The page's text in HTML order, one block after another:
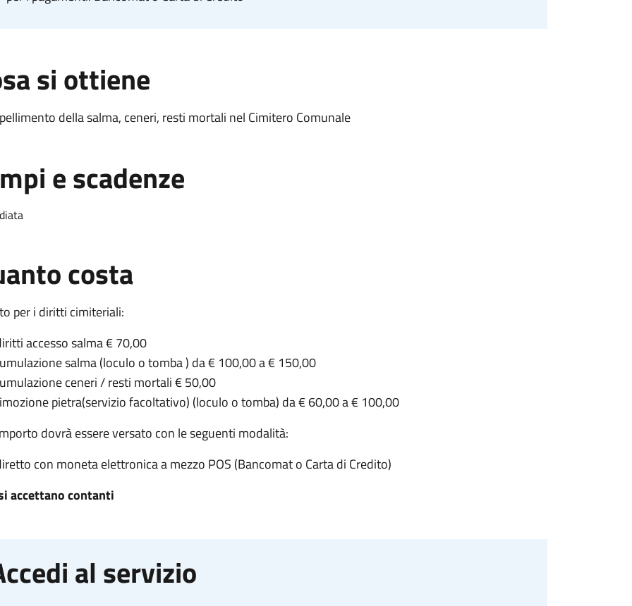
si ottiene
della salma, ceneri, resti mortali nel Cimitero Comunale
e scadenze
costa
per i diritti cimiteriali:
accesso salma € 70,00
salma (loculo o tomba ) da € 100,00 a € 150,00
ceneri / resti mortali € 50,00
pietra(servizio facoltativo) (loculo o tomba) da € 60,00 a € 100,00
dovrà essere versato con le seguenti modalità:
con moneta elettronicaa mezzo POS (Bancomat o Carta di Credito)
accettano contanti
al servizio